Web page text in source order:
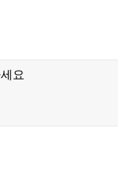
요